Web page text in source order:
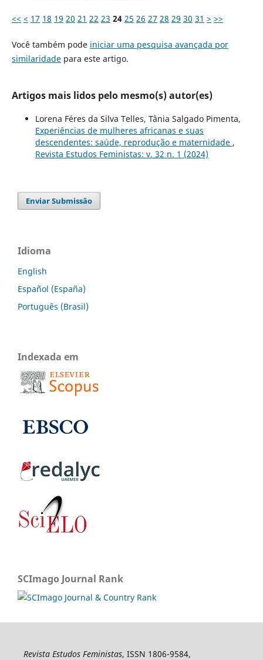
<< < 17 18 19 20 21 22 23 24 25 26 27 28 29 30 31 > >>
Você também pode iniciar uma pesquisa avançada por
similaridadepara este artigo.
Artigos mais lidos pelo mesmo(s) autor(es)
Lorena Féres da Silva Telles, Tânia Salgado Pimenta,
Experiências de mulheres africanas e suas
descendentes: saúde, reprodução e maternidade ,
Revista Estudos Feministas: v. 32 n. 1 (2024)
Enviar Submissão
Idioma
English
Español (España)
Português (Brasil)
Indexada em
SCImago Journal Rank
Revista Estudos Feministas, ISSN 1806-9584,